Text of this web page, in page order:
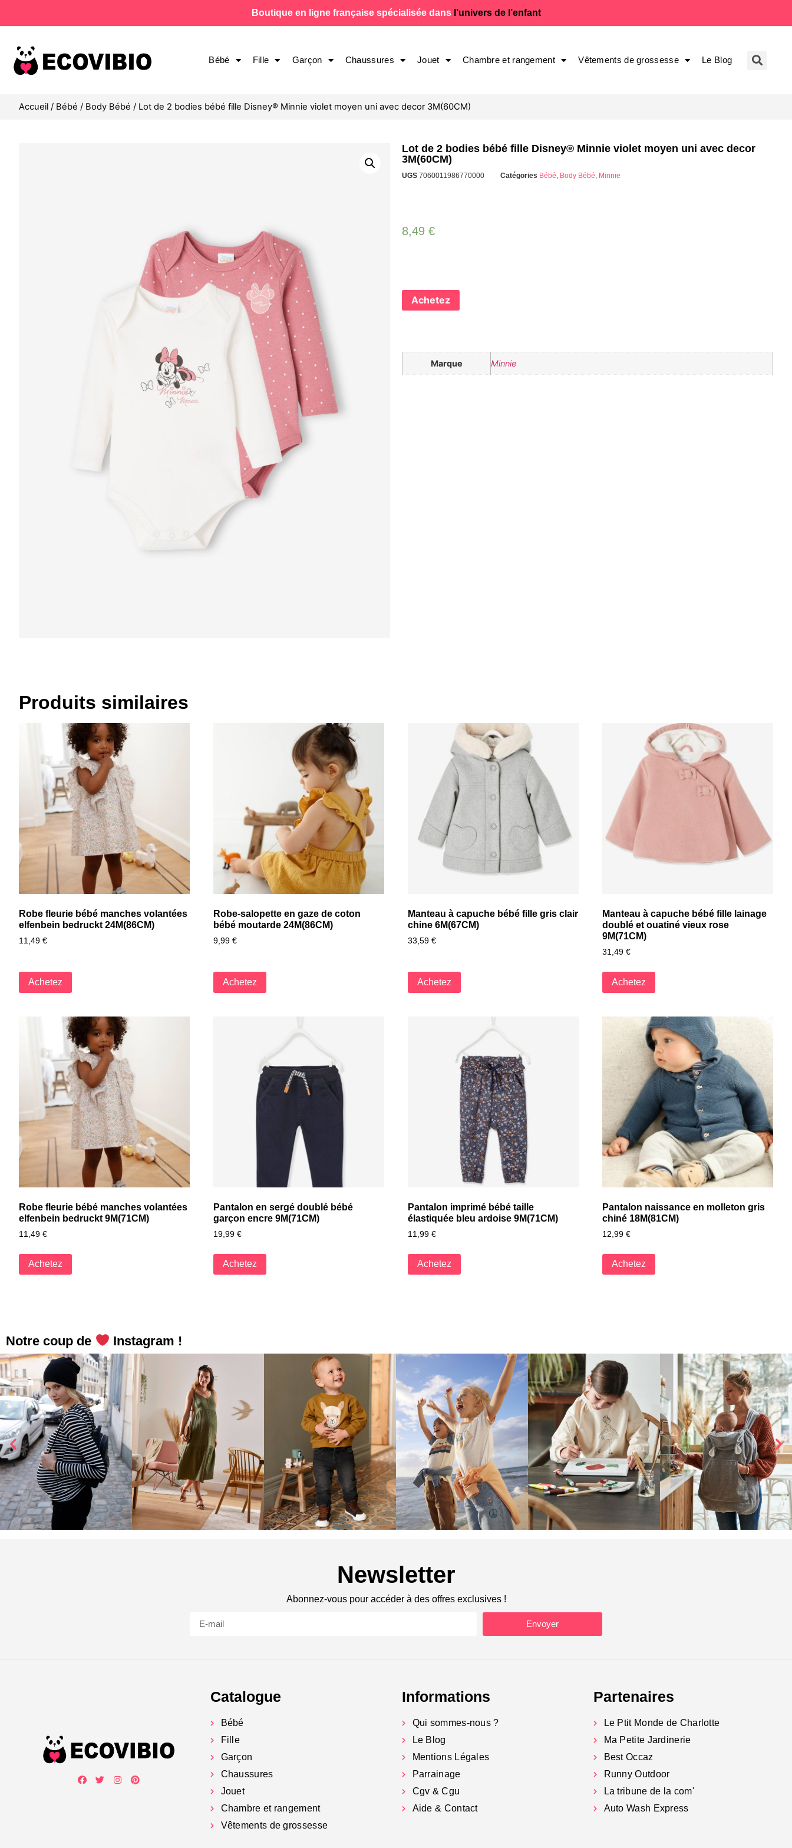
Boutique en ligne française spécialisée dans l’univers de l’enfant
Bébé Fille Garçon Chaussures Jouet Chambre et rangement Vêtements de grossesse Le Blog
Accueil / Bébé / Body Bébé / Lot de 2 bodies bébé fille Disney® Minnie violet moyen uni avec decor 3M(60CM)
Lot de 2 bodies bébé fille Disney® Minnie violet moyen uni avec decor
3M(60CM)
UGS 7060011986770000 Catégories Bébé, Body Bébé, Minnie
8,49 €
Achetez
Marque Minnie
Produits similaires
Robe fleurie bébé manches volantées
elfenbein bedruckt 24M(86CM)
11,49 €
Achetez
Robe-salopette en gaze de coton
bébé moutarde 24M(86CM)
9,99 €
Achetez
Manteau à capuche bébé fille gris clair
chine 6M(67CM)
33,59 €
Achetez
Manteau à capuche bébé fille lainage
doublé et ouatiné vieux rose
9M(71CM)
31,49 €
Achetez
Robe fleurie bébé manches volantées
elfenbein bedruckt 9M(71CM)
11,49 €
Achetez
Pantalon en sergé doublé bébé
garçon encre 9M(71CM)
19,99 €
Achetez
Pantalon imprimé bébé taille
élastiquée bleu ardoise 9M(71CM)
11,99 €
Achetez
Pantalon naissance en molleton gris
chiné 18M(81CM)
12,99 €
Achetez
Notre coup de Instagram !
Newsletter
Abonnez-vous pour accéder à des offres exclusives !
Envoyer
Catalogue
Bébé
Fille
Garçon
Chaussures
Jouet
Chambre et rangement
Vêtements de grossesse
Informations
Qui sommes-nous ?
Le Blog
Mentions Légales
Parrainage
Cgv & Cgu
Aide & Contact
Partenaires
Le Ptit Monde de Charlotte
Ma Petite Jardinerie
Best Occaz
Runny Outdoor
La tribune de la com'
Auto Wash Express